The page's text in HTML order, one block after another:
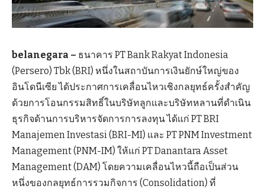
belanegara – ธนาคาร PT Bank Rakyat Indonesia
(Persero) Tbk (BRI) หนึ่งในสถาบันการเงินยักษ์ใหญ่ของ
อินโดนีเซีย ได้ประกาศการเคลื่อนไหวเชิงกลยุทธ์ครั้งสำคัญ
ด้วยการโอนกรรมสิทธิ์ในบริษัทลูกและบริษัทหลานที่ดำเนิน
ธุรกิจด้านการบริหารจัดการการลงทุน ได้แก่ PT BRI
Manajemen Investasi (BRI-MI) และ PT PNM Investment
Management (PNM-IM) ให้แก่ PT Danantara Asset
Management (DAM) โดยความเคลื่อนไหวนี้ถือเป็นส่วน
หนึ่งของกลยุทธ์การรวมกิจการ (Consolidation) ที่